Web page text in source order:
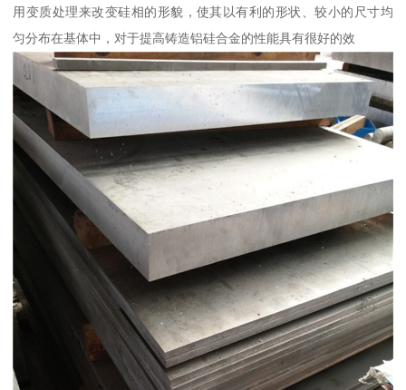
用变质处理来改变硅相的形貌，使其以有利的形状、较小的尺寸均
匀分布在基体中，对于提高铸造铝硅合金的性能具有很好的效